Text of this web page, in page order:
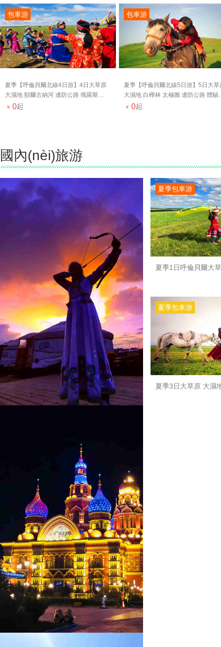
包車游
夏季【呼倫貝爾北線4日游】4日大草原
大濕地 額爾古納河 邊防公路 俄羅斯民
族鄉(xiāng) 攝影原始生態(tài)風(fēng)
￥ 0起
包車游
夏季【呼倫貝爾北線5日游】5日大草
大濕地 白樺林 太極圖 邊防公路 體驗
古族牧戶 原生態(tài)漁村
￥ 0起
國內(nèi)旅游
夏季包車游
夏季1日呼倫貝爾大
夏季包車游
夏季3日大草原 大濕